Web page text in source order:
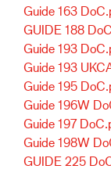
Guide 163
GUIDE 188
Guide 193
Guide 193
Guide 195
Guide 196W
Guide 197
Guide 198W
GUIDE 225